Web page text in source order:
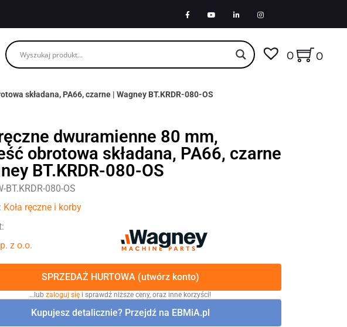
0 0
składana, PA66, czarne | Wagney BT.KRDR-080-OS
dwuramienne 80 mm,
obrotowa składana, PA66, czarne
BT.KRDR-080-OS
BT.KRDR-080-OS
Koła ręczne i korby
z o.o.
SPRZEDAŻ HURTOWA (utwórz konto)
…lub zaloguj się i sprawdź niższe ceny, oraz inne korzyści!
Kupujesz detalicznie? Przejdź na EBMiA.pl